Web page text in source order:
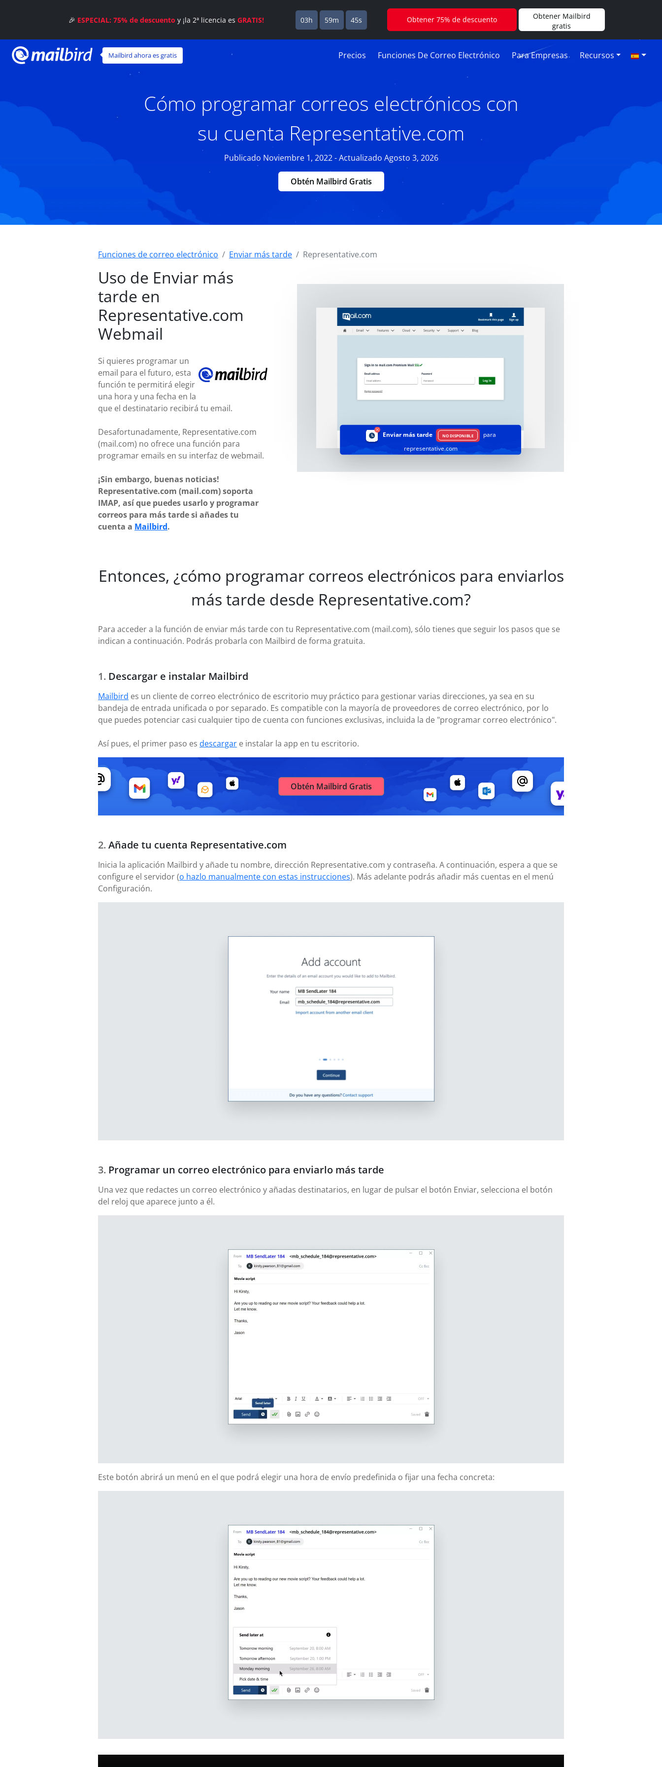
Mailbird ahora es gratis Precios Funciones De Correo Electrónico Para Empresas Recursos
Cómo programar correos electrónicos con
su cuenta Representative.com
Publicado Noviembre 1, 2022 - Actualizado Agosto 3, 2026
Obtén Mailbird Gratis
Funciones de correo electrónico Enviar más tarde Representative.com
Uso de Enviar más
tarde en
Representative.com
Webmail
Si quieres programar un
email para el futuro, esta
función te permitirá elegir
una hora y una fecha en la
que el destinatario recibirá tu email.
Desafortunadamente, Representative.com
(mail.com) no ofrece una función para
programar emails en su interfaz de webmail.
¡Sin embargo, buenas noticias!
Representative.com (mail.com) soporta
IMAP, así que puedes usarlo y programar
correos para más tarde si añades tu
cuenta a Mailbird.
Enviar más tarde NO DISPONIBLE
para
representative.com
Entonces, ¿cómo programar correos electrónicos para enviarlos
más tarde desde Representative.com?
Para acceder a la función de enviar más tarde con tu Representative.com (mail.com), sólo tienes que seguir los pasos que se
indican a continuación. Podrás probarla con Mailbird de forma gratuita.
Descargar e instalar Mailbird
Mailbird es un cliente de correo electrónico de escritorio muy práctico para gestionar varias direcciones, ya sea en su
bandeja de entrada unificada o por separado. Es compatible con la mayoría de proveedores de correo electrónico, por lo
que puedes potenciar casi cualquier tipo de cuenta con funciones exclusivas, incluida la de "programar correo electrónico".
Así pues, el primer paso es descargar e instalar la app en tu escritorio.
Obtén Mailbird Gratis
Añade tu cuenta Representative.com
Inicia la aplicación Mailbird y añade tu nombre, dirección Representative.com y contraseña. A continuación, espera a que se
configure el servidor (o hazlo manualmente con estas instrucciones). Más adelante podrás añadir más cuentas en el menú
Configuración.
Programar un correo electrónico para enviarlo más tarde
Una vez que redactes un correo electrónico y añadas destinatarios, en lugar de pulsar el botón Enviar, selecciona el botón
del reloj que aparece junto a él.
Este botón abrirá un menú en el que podrá elegir una hora de envío predefinida o fijar una fecha concreta:
🎉 ESPECIAL: 75% de descuento y ¡la 2ª licencia es GRATIS! 03h 59m 44s Obtener 75% de descuento
Obtener Mailbird
gratis